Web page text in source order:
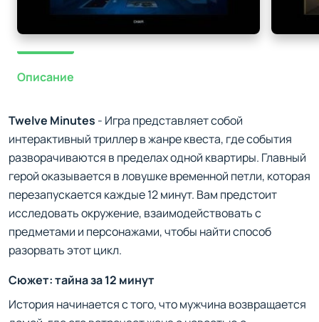
Описание
Twelve Minutes - Игра представляет собой
интерактивный триллер в жанре квеста, где события
разворачиваются в пределах одной квартиры. Главный
герой оказывается в ловушке временной петли, которая
перезапускается каждые 12 минут. Вам предстоит
исследовать окружение, взаимодействовать с
предметами и персонажами, чтобы найти способ
разорвать этот цикл.
Сюжет: тайна за 12 минут
История начинается с того, что мужчина возвращается